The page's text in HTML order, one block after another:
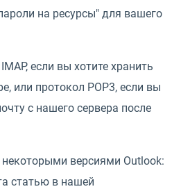
на ресурсы" для вашего
если вы хотите хранить
или протокол POP3, если вы
с нашего сервера после
версиями Outlook:
статью в нашей